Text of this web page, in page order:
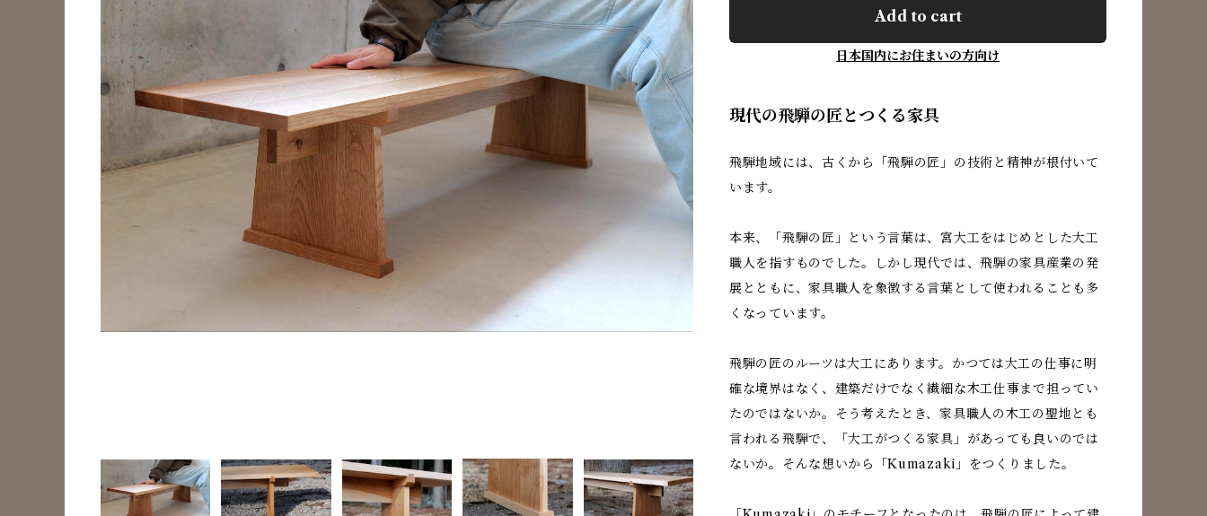
Add to cart
日本国内にお住まいの方向け
現代の飛騨の匠とつくる家具
飛騨地域には、古くから「飛騨の匠」の技術と精神が根付いて
います。
本来、「飛騨の匠」という言葉は、宮大工をはじめとした大工
職人を指すものでした。しかし現代では、飛騨の家具産業の発
展とともに、家具職人を象徴する言葉として使われることも多
くなっています。
飛騨の匠のルーツは大工にあります。かつては大工の仕事に明
確な境界はなく、建築だけでなく繊細な木工仕事まで担ってい
たのではないか。そう考えたとき、家具職人の木工の聖地とも
言われる飛騨で、「大工がつくる家具」があっても良いのでは
ないか。そんな想いから「Kumazaki」をつくりました。